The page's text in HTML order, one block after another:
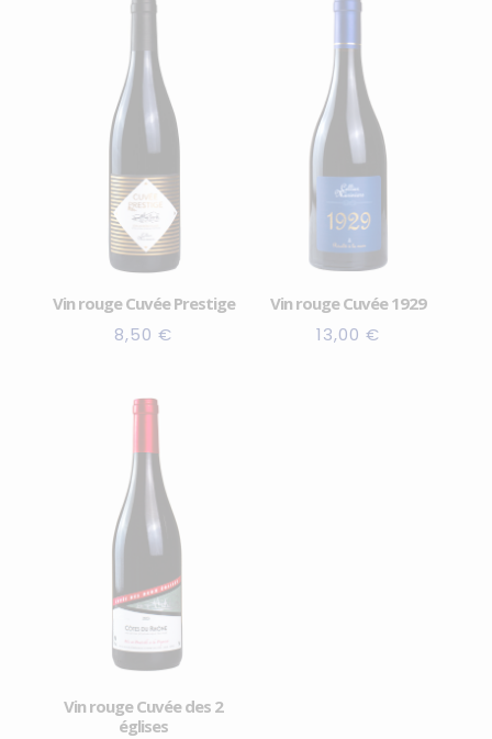
Vin rouge Cuvée Prestige
8,50€
Vin rouge Cuvée 1929
13,00€
Vin rouge Cuvée des 2
églises